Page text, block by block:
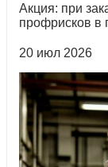
Акция: при
профрисков в
20 июл 2026